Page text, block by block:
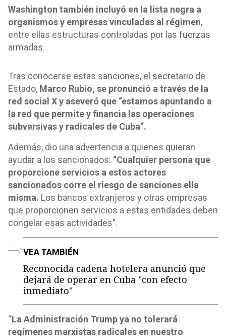
Washington también incluyó en la lista negra a
organismos y empresas vinculadas al régimen,
entre ellas estructuras controladas por las fuerzas
armadas.
Tras conocerse estas sanciones, el secretario de
Estado, Marco Rubio, se pronunció a través de la
red social X y aseveró que “estamos apuntando a
la red que permite y financia las operaciones
subversivas y radicales de Cuba”.
Además, dio una advertencia a quienes quieran
ayudar a los sancionados: “Cualquier persona que
proporcione servicios a estos actores
sancionados corre el riesgo de sanciones ella
misma. Los bancos extranjeros y otras empresas
que proporcionen servicios a estas entidades deben
congelar esas actividades”.
VEA TAMBIÉN
Reconocida cadena hotelera anunció que
dejará de operar en Cuba "con efecto
inmediato"
“La Administración Trump ya no tolerará
regímenes marxistas radicales en nuestro